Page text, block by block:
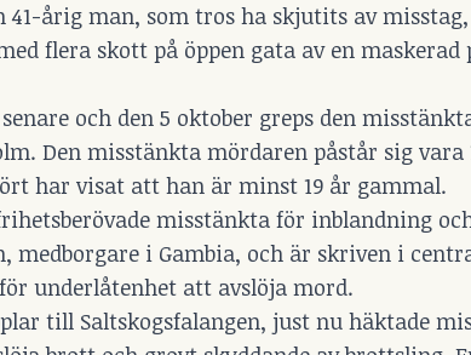
41-årig man, som tros ha skjutits av
flera skott på öppen gata av en maskerad
senare och den 5 oktober greps den
Den misstänkta mördaren påstår sig vara
har visat att han är minst 19 år gammal.
misstänkta för inblandning
medborgare i Gambia, och är skriven i
underlåtenhet att avslöja mord.
till Saltskogsfalangen, just nu häktade